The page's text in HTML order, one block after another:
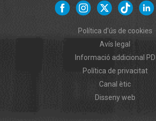
Política d'ús de cookies
Avís legal
Informació addicional PD
Política de privacitat
Canal ètic
Disseny web